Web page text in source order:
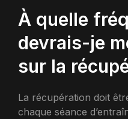
À quelle
devrais-je
sur la
La récupération doit
chaque séance